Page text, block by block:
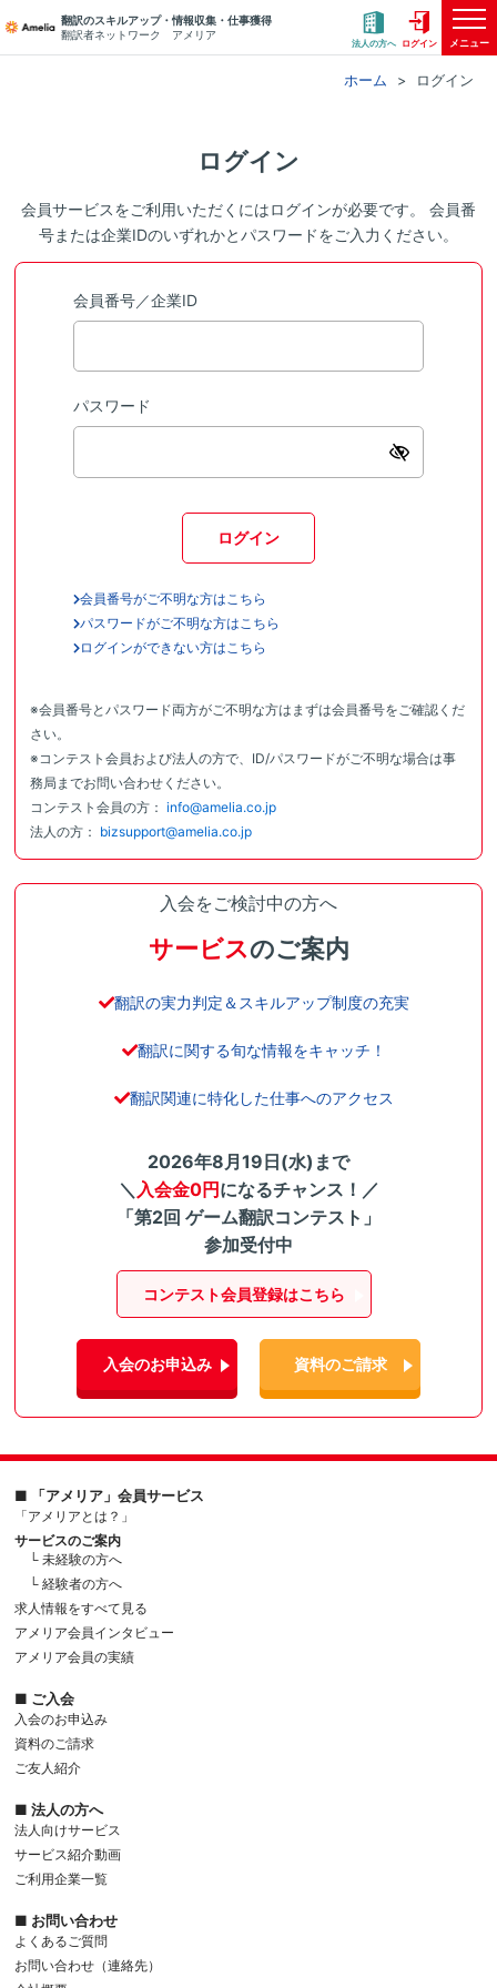
翻訳のスキルアップ・情報収集・仕事獲得
翻訳者ネットワーク アメリア
法人の方へ ログイン メニュー
ホーム ログイン
ログイン
会員サービスをご利用いただくにはログインが必要です。 会員番
号または企業IDのいずれかとパスワードをご入力ください。
会員番号／企業ID
パスワード
ログイン
会員番号がご不明な方はこちら
パスワードがご不明な方はこちら
ログインができない方はこちら
※会員番号とパスワード両方がご不明な方はまずは会員番号をご確認くだ
さい。
※コンテスト会員および法人の方で、ID/パスワードがご不明な場合は事
務局までお問い合わせください。
コンテスト会員の方： info@amelia.co.jp
法人の方： bizsupport@amelia.co.jp
入会をご検討中の方へ
サービスのご案内
翻訳の実力判定＆スキルアップ制度の充実
翻訳に関する旬な情報をキャッチ！
翻訳関連に特化した仕事へのアクセス
2026年8月19日(水)まで
＼ 入会金0円になるチャンス！／
「第2回 ゲーム翻訳コンテスト」
参加受付中
コンテスト会員登録はこちら
入会のお申込み 資料のご請求
■ 「アメリア」会員サービス
「アメリアとは？」
サービスのご案内
└ 未経験の方へ
└ 経験者の方へ
求人情報をすべて見る
アメリア会員インタビュー
アメリア会員の実績
■ ご入会
入会のお申込み
資料のご請求
ご友人紹介
■ 法人の方へ
法人向けサービス
サービス紹介動画
ご利用企業一覧
■ お問い合わせ
よくあるご質問
お問い合わせ（連絡先）